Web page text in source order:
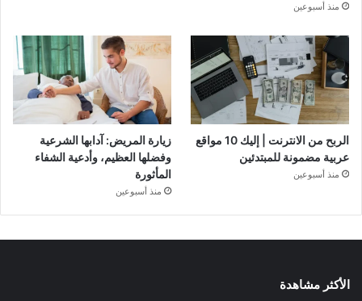
منذ أسبوعين
الربح من الانترنت | إليك 10 مواقع
عربية مضمونة للمبتدئين
منذ أسبوعين
زيارة المريض: آدابها الشرعية
وفضلها العظيم، وأدعية الشفاء
المأثورة
منذ أسبوعين
الأكثر مشاهدة